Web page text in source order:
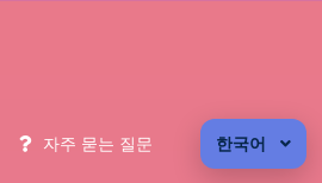
자주 묻는 질문 한국어